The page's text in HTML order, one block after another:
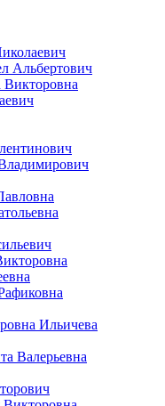
Альбертович
Викторовна
Ильичева
Валерьевна